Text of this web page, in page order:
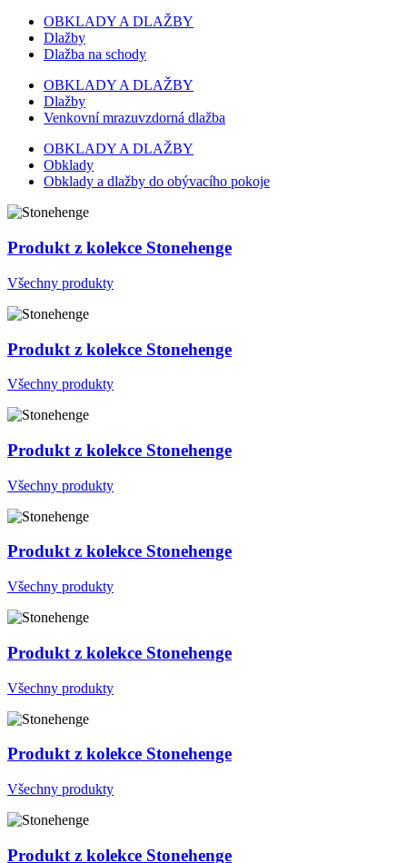
OBKLADY A DLAŽBY
Dlažby
Dlažba na schody
OBKLADY A DLAŽBY
Dlažby
Venkovní mrazuvzdorná dlažba
OBKLADY A DLAŽBY
Obklady
Obklady a dlažby do obývacího pokoje
Produkt z kolekce Stonehenge
Všechny produkty
Produkt z kolekce Stonehenge
Všechny produkty
Produkt z kolekce Stonehenge
Všechny produkty
Produkt z kolekce Stonehenge
Všechny produkty
Produkt z kolekce Stonehenge
Všechny produkty
Produkt z kolekce Stonehenge
Všechny produkty
Produkt z kolekce Stonehenge